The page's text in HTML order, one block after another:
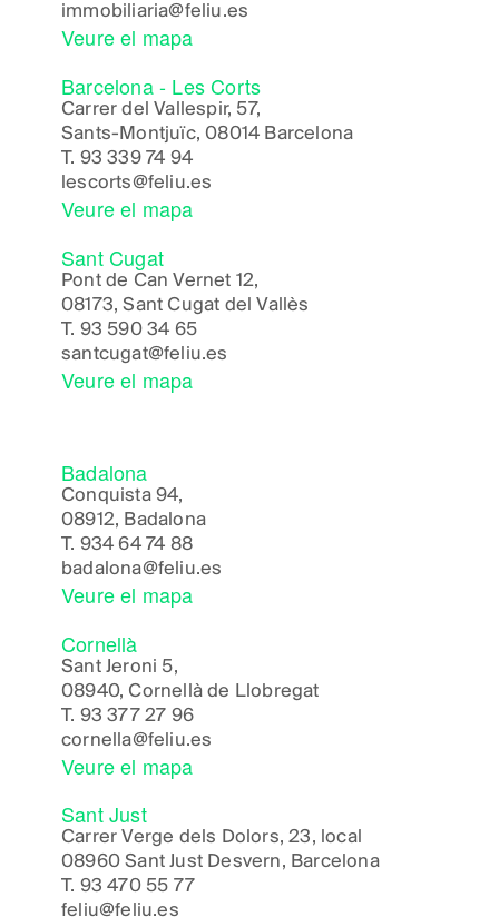
immobiliaria@feliu.es
Veure el mapa
Barcelona - Les Corts
Carrer del Vallespir, 57,
Sants-Montjuïc, 08014 Barcelona
T. 93 339 74 94
lescorts@feliu.es
Veure el mapa
Sant Cugat
Pont de Can Vernet 12,
08173, Sant Cugat del Vallès
T. 93 590 34 65
santcugat@feliu.es
Veure el mapa
Badalona
Conquista 94,
08912, Badalona
T. 934 64 74 88
badalona@feliu.es
Veure el mapa
Cornellà
Sant Jeroni 5,
08940, Cornellà de Llobregat
T. 93 377 27 96
cornella@feliu.es
Veure el mapa
Sant Just
Carrer Verge dels Dolors, 23, local
08960 Sant Just Desvern, Barcelona
T. 93 470 55 77
feliu@feliu.es